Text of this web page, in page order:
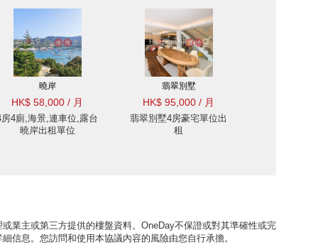
曉岸
HK$ 58,000 / 月
房4廁,海景,連車位,露台
曉岸出租單位
翡翠別墅
HK$ 95,000 / 月
翡翠別墅4房豪宅單位出
租
業主或第三方提供的樓盤資料。OneDay不保證或對其準確性或完
信息。您訪問和使用本協議內容的風險由您自行承擔。